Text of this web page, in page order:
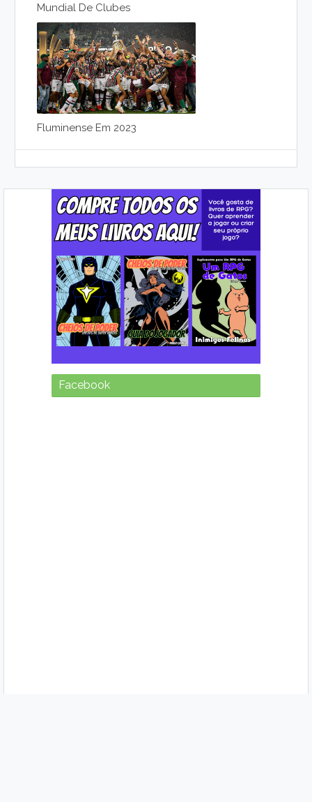
Mundial De Clubes
Fluminense Em 2023
Facebook